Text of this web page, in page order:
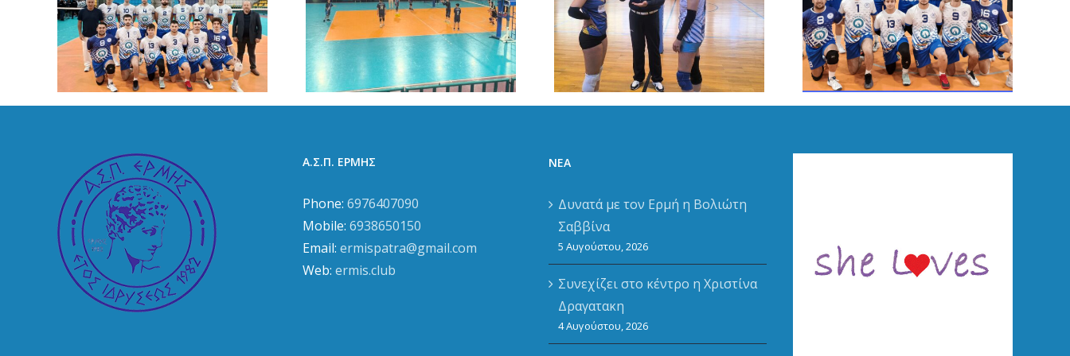
Η ελπίδα πεθαίνει
τελευταία
γυναίκες του Ερμή
– Πρόκριση στην
τελική φάση
δεξί οι άνδρες του
Α.Σ.Π. ΕΡΜΗΣ
Πάτρας
Α.Σ.Π. ΕΡΜΗΣ
Phone: 6976407090
Mobile: 6938650150
Email: ermispatra@gmail.com
Web: ermis.club
ΝΈΑ
Δυνατά με τον Ερμή η Βολιώτη
Σαββίνα
5 Αυγούστου, 2026
Συνεχίζει στο κέντρο η Χριστίνα
Δραγατακη
4 Αυγούστου, 2026